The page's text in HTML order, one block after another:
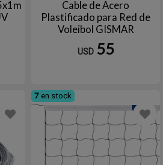
Cable de Acero
Plastificado para Red de
Voleibol GISMAR
USD 55
7 en stock